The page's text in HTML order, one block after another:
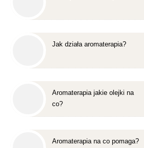
Jak działa aromaterapia?
Aromaterapia jakie olejki na
co?
Aromaterapia na co pomaga?